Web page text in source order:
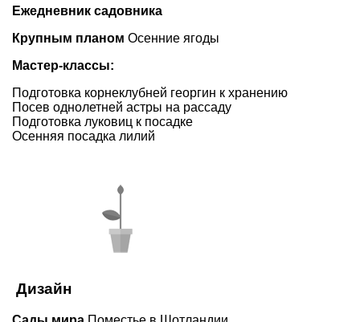
Ежедневник садовника
Крупным планом Осенние ягоды
Мастер-классы:
Подготовка корнеклубней георгин к хранению
Посев однолетней астры на рассаду
Подготовка луковиц к посадке
Осенняя посадка лилий
Дизайн